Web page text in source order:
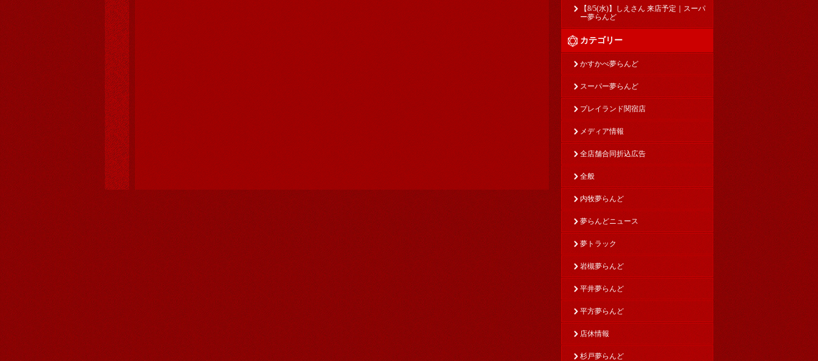
【8/5(水)】しえさん 来店予定｜スーパ
ー夢らんど
カテゴリー
かすかべ夢らんど
スーパー夢らんど
プレイランド関宿店
メディア情報
全店舗合同折込広告
全般
内牧夢らんど
夢らんどニュース
夢トラック
岩槻夢らんど
平井夢らんど
平方夢らんど
店休情報
杉戸夢らんど